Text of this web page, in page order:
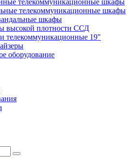
телекоммуникационные шкафы
телекоммуникационные шкафы
шкафы
высокой плотности ССД
телекоммуникационные 19"
оборудование